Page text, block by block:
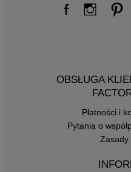
OBSŁUGA
Płatności i
Pytania o
Zasady